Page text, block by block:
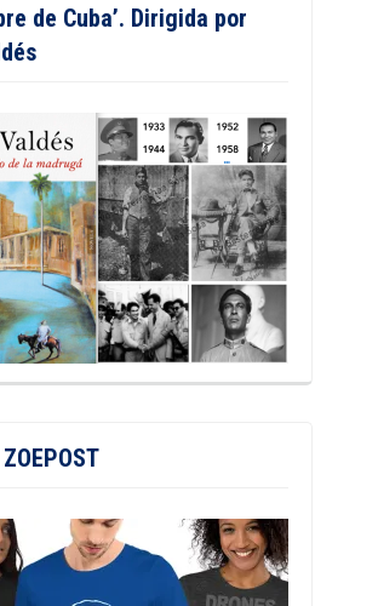
de Cuba’. Dirigida por